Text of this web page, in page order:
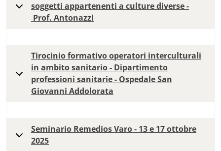
soggetti appartenenti a culture diverse -
Prof. Antonazzi
Tirocinio formativo operatori interculturali
in ambito sanitario - Dipartimento
professioni sanitarie - Ospedale San
Giovanni Addolorata
Seminario Remedios Varo - 13 e 17 ottobre
2025